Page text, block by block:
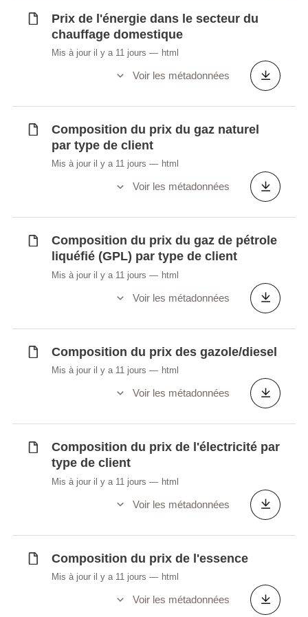
Principaux agrégats: trois approches
(volumes chaînés; 2015)
Structure de la somme des valeurs
ajoutées brutes aux prix de base (NaceR2)
approches (en % de variation des volumes
chaînés; 2015)
Contribution des agrégats à la croissance
en volume du PIB dans l'approche
Contribution des agrégats à la croissance
réelle du PIB dans l'approche dépenses
(variation en %)
Moyenne semestrielle de l'indice des prix à
la consommation national (IPCN), base
Agrégats rapportés à la population et à
l'emploi (en milliers EUR)
Indice des prix à la consommation
Indice des prix à la consommation
Indice des prix à la consommation national
(IPCN), ECOICOP v.2
Indice des prix à la consommation national
(IPCN), agrégats spéciaux, ECOICOP v.2
Indice des prix à la consommation national
Dépense de consommation finale des
ménages (prix courants) (en millions EUR)
Dépense de consommation finale des
Prix de l'énergie dans le secteur du
chauffage domestique
Mis à jour il y a 11 jours html
Voir les métadonnées
Composition du prix du gaz naturel
par type de client
Mis à jour il y a 11 jours html
Voir les métadonnées
Composition du prix du gaz de pétrole
liquéfié (GPL) par type de client
Mis à jour il y a 11 jours html
Voir les métadonnées
Composition du prix des gazole/diesel
Mis à jour il y a 11 jours html
Voir les métadonnées
Composition du prix de l'électricité par
type de client
Mis à jour il y a 11 jours html
Voir les métadonnées
Composition du prix de l'essence
Mis à jour il y a 11 jours html
Voir les métadonnées